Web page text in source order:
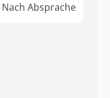
Nach Absprache